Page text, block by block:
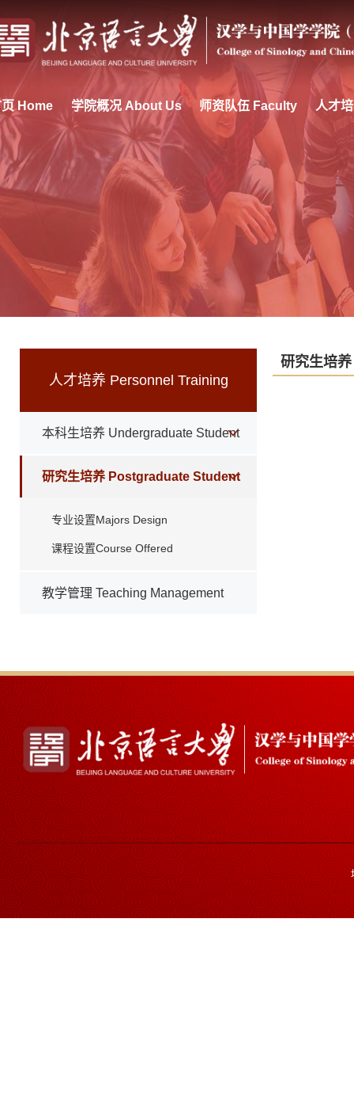
Home 学院概况 About Us 师资队伍 Faculty 人才
人才培养 Personnel Training
本科生培养 Undergraduate Student
研究生培养 Postgraduate Student
专业设置Majors Design
课程设置Course Offered
教学管理 Teaching Management
研究生培